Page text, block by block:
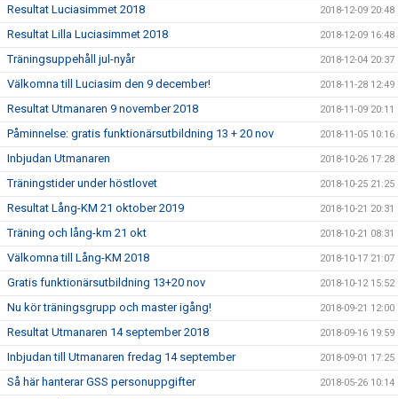
Resultat Luciasimmet 2018 2018-12-09 20:48
Resultat Lilla Luciasimmet 2018 2018-12-09 16:48
Träningsuppehåll jul-nyår 2018-12-04 20:37
Välkomna till Luciasim den 9 december! 2018-11-28 12:49
Resultat Utmanaren 9 november 2018 2018-11-09 20:11
Påminnelse: gratis funktionärsutbildning 13 + 20 nov 2018-11-05 10:16
Inbjudan Utmanaren 2018-10-26 17:28
Träningstider under höstlovet 2018-10-25 21:25
Resultat Lång-KM 21 oktober 2019 2018-10-21 20:31
Träning och lång-km 21 okt 2018-10-21 08:31
Välkomna till Lång-KM 2018 2018-10-17 21:07
Gratis funktionärsutbildning 13+20 nov 2018-10-12 15:52
Nu kör träningsgrupp och master igång! 2018-09-21 12:00
Resultat Utmanaren 14 september 2018 2018-09-16 19:59
Inbjudan till Utmanaren fredag 14 september 2018-09-01 17:25
Så här hanterar GSS personuppgifter 2018-05-26 10:14